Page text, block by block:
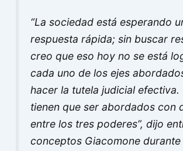
“La sociedad está esperando
respuesta rápida; sin buscar
creo que eso hoy no se está
cada uno de los ejes
hacer la tutela judicial efectiva.
tienen que ser abordados con
entre los tres poderes”, dijo
conceptos Giacomone durante